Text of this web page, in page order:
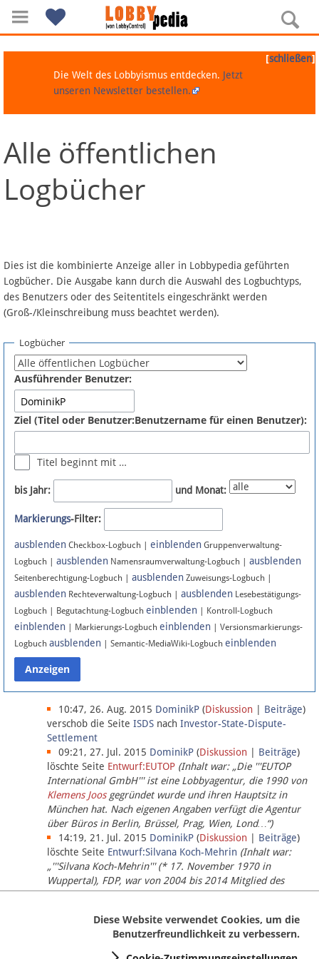
Navigation
Über Lobbypedia
Artikel nach Kategorien
FAQ
Fördermitglied werden
Fehler melden
Newsletter
Bluesky
Facebook
Instagram
Anmelden
Datenschutz
Über Lobbypedia
Impressum
[schließen]
Die Welt des Lobbyismus entdecken. Jetzt
unseren Newsletter bestellen.
Alle öffentlichen
Logbücher
Dies ist die kombinierte Anzeige aller in Lobbypedia geführten
Logbücher. Die Ausgabe kann durch die Auswahl des Logbuchtyps,
des Benutzers oder des Seitentitels eingeschränkt werden
(Groß-/Kleinschreibung muss beachtet werden).
Logbücher
Ausführender Benutzer:
Ziel (Titel oder Benutzer:Benutzername für einen Benutzer):
Titel beginnt mit …
bis Jahr: und Monat:
Markierungs-Filter:
ausblenden Checkbox-Logbuch | einblenden Gruppenverwaltung-
Logbuch | ausblenden Namensraumverwaltung-Logbuch | ausblenden
Seitenberechtigung-Logbuch | ausblenden Zuweisungs-Logbuch |
ausblenden Rechteverwaltung-Logbuch | ausblenden Lesebestätigungs-
Logbuch | Begutachtung-Logbuch einblenden | Kontroll-Logbuch
einblenden | Markierungs-Logbuch einblenden | Versionsmarkierungs-
Logbuch ausblenden | Semantic-MediaWiki-Logbuch einblenden
10:47, 26. Aug. 2015 DominikP (Diskussion Beiträge)
verschob die Seite ISDS nach Investor-State-Dispute-
Settlement
09:21, 27. Jul. 2015 DominikP (Diskussion Beiträge)
löschte Seite Entwurf:EUTOP (Inhalt war: „Die '''EUTOP
International GmbH''' ist eine Lobbyagentur, die 1990 von
Klemens Joosgegründet wurde und ihren Hauptsitz in
München hat. Nach eigenen Angaben verfügt die Agentur
über Büros in Berlin, Brüssel, Prag, Wien, Lond…“)
14:19, 21. Jul. 2015 DominikP (Diskussion Beiträge)
löschte Seite Entwurf:Silvana Koch-Mehrin (Inhalt war:
„'''Silvana Koch-Mehrin''' (* 17. November 1970 in
Wuppertal), FDP, war von 2004 bis 2014 Mitglied des
Europäischen Parlaments, seit November 2014 ist sie für
Diese Website verwendet Cookies, um die
Benutzerfreundlichkeit zu verbessern.